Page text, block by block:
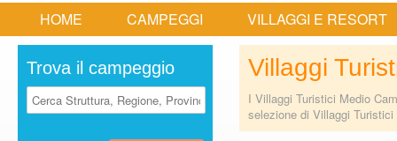
HOME CAMPEGGI VILLAGGI E RESORT
Trova il campeggio Villaggi
I Villaggi Turistici Medio
selezione di Villaggi